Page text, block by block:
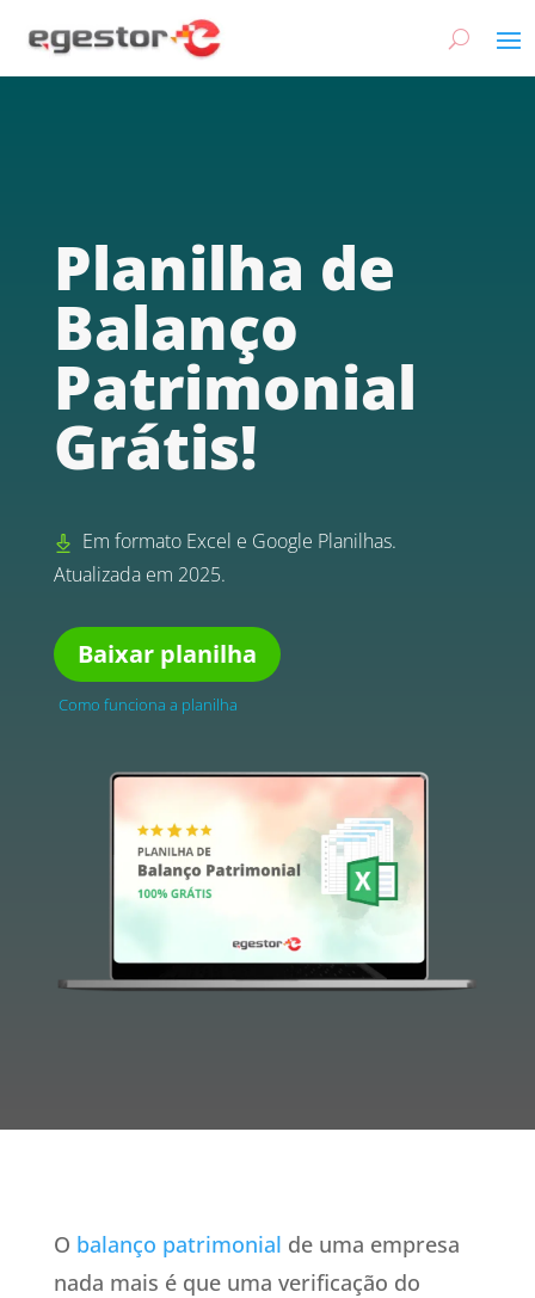
Planilha de
Balanço
Patrimonial
Grátis!
Em formato Excel e Google Planilhas.
Atualizada em 2025.
Baixar planilha
Como funciona a planilha
O balanço patrimonial de uma empresa
nada mais é que uma verificação do